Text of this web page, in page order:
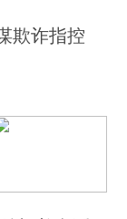
欺诈指控